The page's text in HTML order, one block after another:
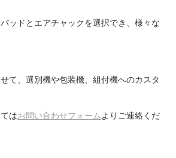
ッドとエアチャックを選択でき、様々な
て、選別機や包装機、組付機へのカスタ
はお問い合わせフォーム よりご連絡くだ